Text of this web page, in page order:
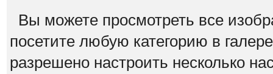
Вы можете просмотреть все
посетите любую категорию в
разрешено настроить несколько